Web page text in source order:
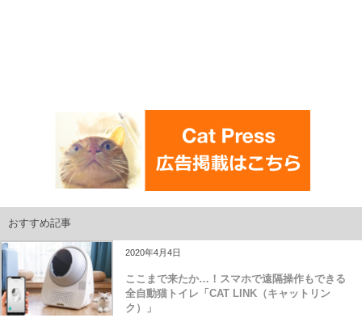
おすすめ記事
2020年4月4日
ここまで来たか…！スマホで遠隔操作もできる
全自動猫トイレ「CAT LINK（キャットリン
ク）」